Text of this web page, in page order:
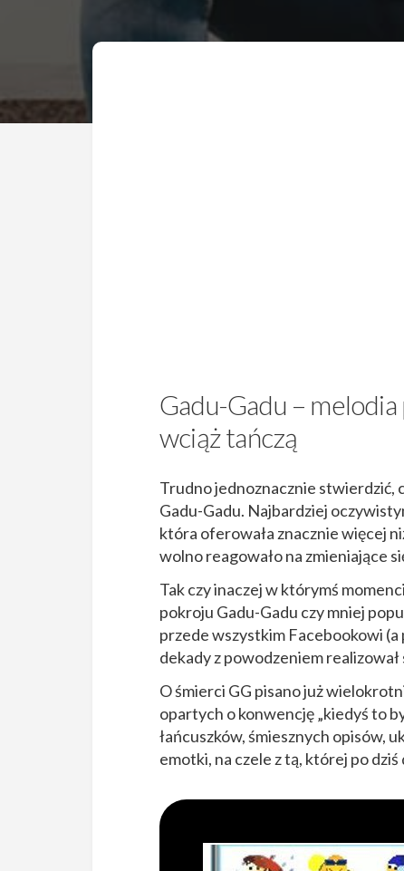
Gadu-Gadu –
wciąż tańczą
Trudno jednoznacznie stwierdzić,
Gadu-Gadu. Najbardziej
która oferowała znacznie więcej
wolno reagowało na zmieniające
Tak czy inaczej w którymś
pokroju Gadu-Gadu czy mniej
przede wszystkim Facebookowi
dekady z powodzeniem
O śmierci GG pisano już
opartych o konwencję „kiedyś to
łańcuszków, śmiesznych opisów,
emotki, na czele z tą, której po